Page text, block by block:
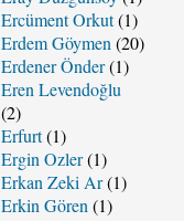
Ercüment Orkut(1)
Erdem Göymen (20)
Erdener Önder(1)
Eren Levendoğlu
(2)
Erfurt(1)
Ergin Ozler(1)
Erkan Zeki Ar(1)
Erkin Gören (1)